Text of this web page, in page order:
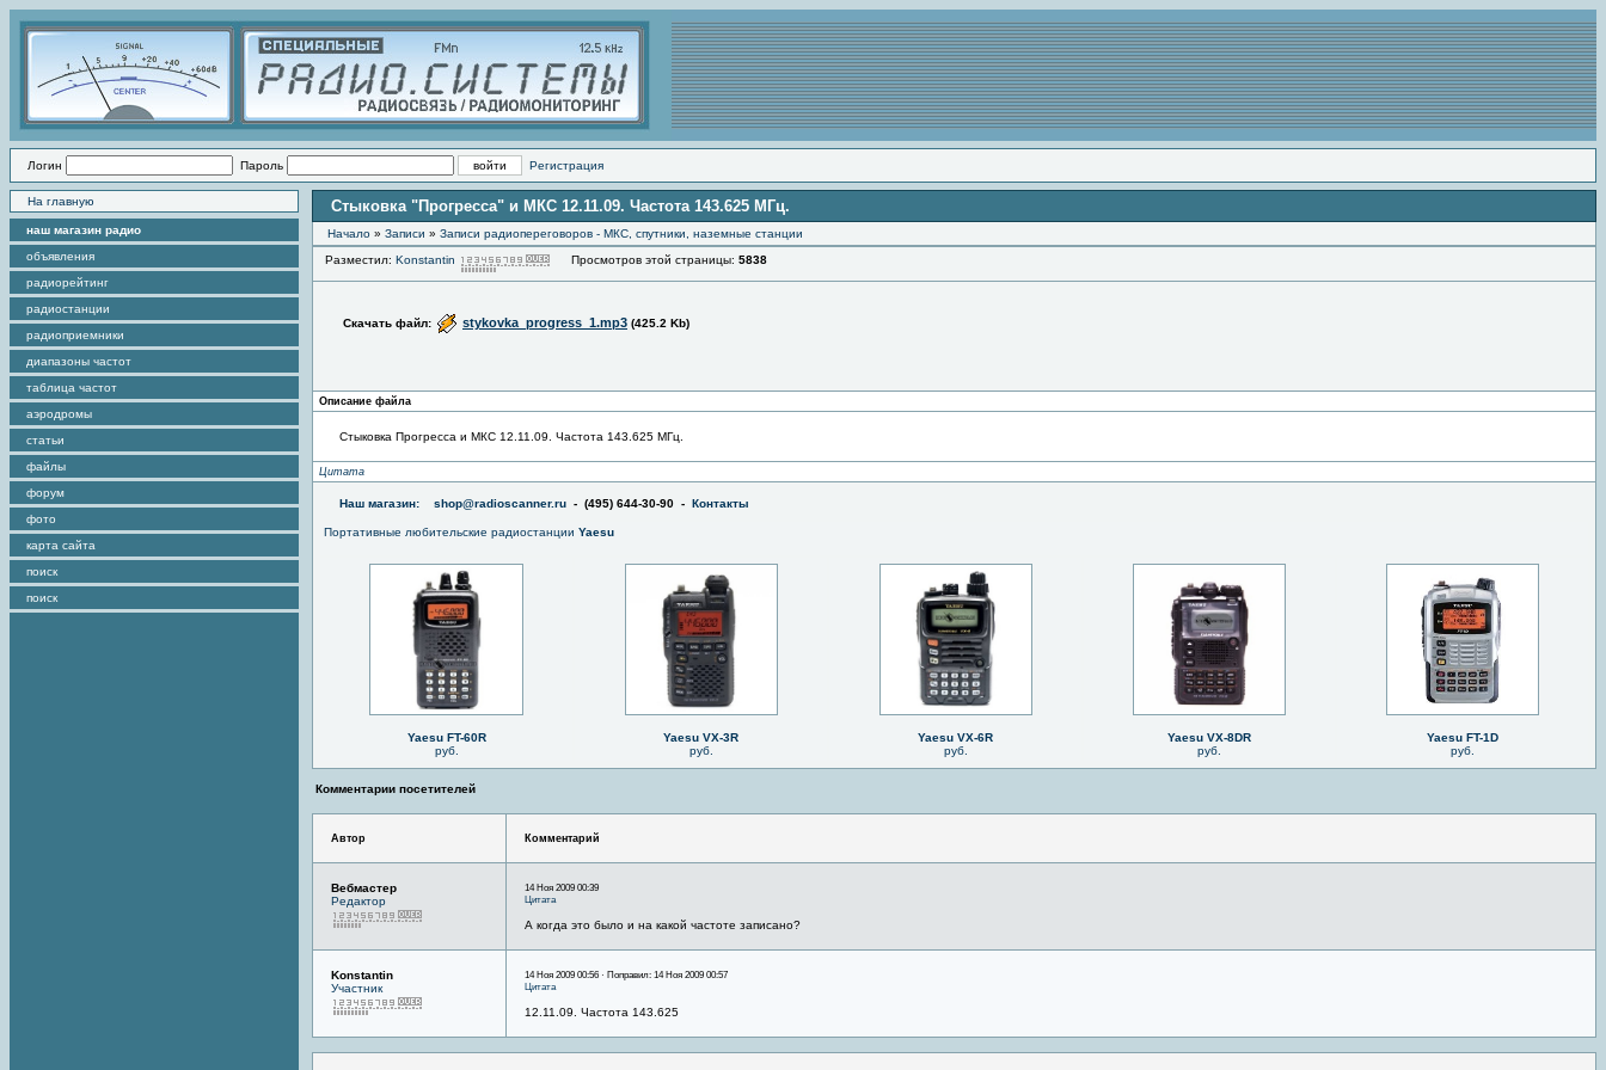
Логин Пароль Регистрация
На главную
наш магазин радио
объявления
радиорейтинг
радиостанции
радиоприемники
диапазоны частот
таблица частот
аэродромы
статьи
файлы
форум
фото
карта сайта
поиск
поиск
Стыковка "Прогресса" и МКС 12.11.09. Частота 143.625 МГц.
Начало » Записи » Записи радиопереговоров - МКС, спутники, наземные станции
Разместил: Konstantin Просмотров этой страницы: 5838
Скачать файл: stykovka_progress_1.mp3 (425.2 Kb)
Описание файла
Стыковка Прогресса и МКС 12.11.09. Частота 143.625 МГц.
Цитата
Наш магазин: shop@radioscanner.ru - (495) 644-30-90 - Контакты
Портативные любительские радиостанции Yaesu
Yaesu FT-60R
руб.
Yaesu VX-3R
руб.
Yaesu VX-6R
руб.
Yaesu VX-8DR
руб.
Yaesu FT-1D
руб.
Комментарии посетителей
Автор Комментарий
Вебмастер
Редактор
14 Ноя 2009 00:39
Цитата
А когда это было и на какой частоте записано?
Konstantin
Участник
14 Ноя 2009 00:56 · Поправил: 14 Ноя 2009 00:57
Цитата
12.11.09. Частота 143.625